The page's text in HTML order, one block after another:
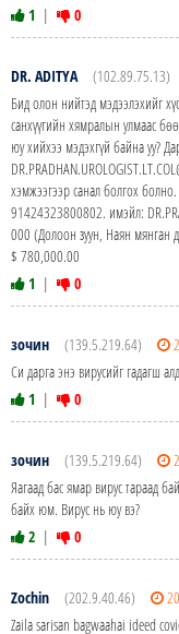
1 | 0
DR. ADITYA (102.89.75.13)
Бид олон нийтэд мэдээлэхийг
санхүүгийн хямралын улмаас
юу хийхээ мэдэхгүй байна уу?
хэмжээгээр санал болгох
91424323800802. имэйл:
000 (Долоон зуун, Наян мянган
$ 780,000.00
1 | 0
зочин (139.5.219.64)
Си дарга энэ вирусийг гадагш
1 | 0
зочин (139.5.219.64)
Яагаад бас ямар вирус тараад
байх юм. Вирус нь юу вэ?
2 | 0
Zochin (202.9.40.46)
Zaila sarisan bagwaahai ideed